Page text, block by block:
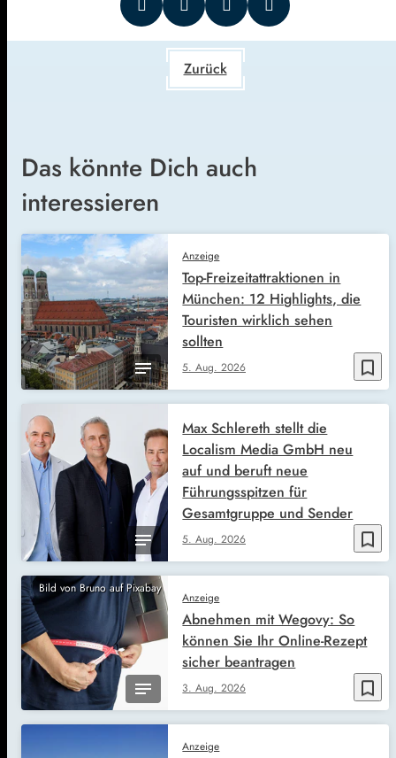
Zurück
Das könnte Dich auch
interessieren
bookmark_border
Anzeige
5. Aug. 2026
Top-Freizeitattraktionen in
München: 12 Highlights, die
Touristen wirklich sehen
sollten
bookmark_border
5. Aug. 2026
Max Schlereth stellt die
Localism Media GmbH neu
auf und beruft neue
Führungsspitzen für
Gesamtgruppe und Sender
Bild von Bruno auf Pixabay
bookmark_border
Anzeige
3. Aug. 2026
Abnehmen mit Wegovy: So
können Sie Ihr Online-Rezept
sicher beantragen
Anzeige